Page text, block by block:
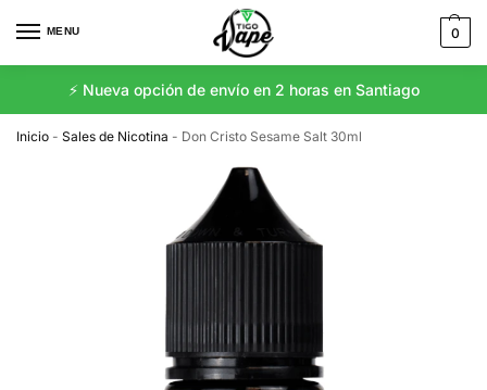
MENU 0
⚡️ Nueva opción de envío en 2 horas en Santiago
Inicio - Sales de Nicotina - Don Cristo Sesame Salt 30ml